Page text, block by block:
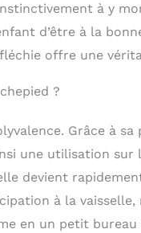
à y
d’être à la
offre une
?
Grâce à
une utilisation
devient
à la vaisselle,
en un petit